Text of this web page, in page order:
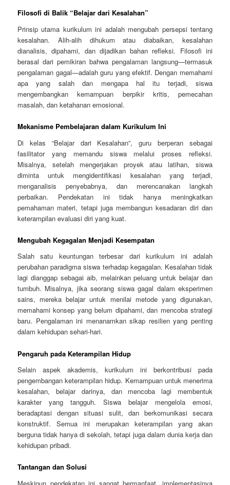
Filosofi di Balik “Belajar dari Kesalahan”
Prinsip utama kurikulum ini adalah mengubah persepsi tentang
kesalahan. Alih-alih dihukum atau diabaikan, kesalahan
dianalisis, dipahami, dan dijadikan bahan refleksi. Filosofi ini
berasal dari pemikiran bahwa pengalaman langsung—termasuk
pengalaman gagal—adalah guru yang efektif. Dengan memahami
apa yang salah dan mengapa hal itu terjadi, siswa
mengembangkan kemampuan berpikir kritis, pemecahan
masalah, dan ketahanan emosional.
Mekanisme Pembelajaran dalam Kurikulum Ini
Di kelas “Belajar dari Kesalahan”, guru berperan sebagai
fasilitator yang memandu siswa melalui proses refleksi.
Misalnya, setelah mengerjakan proyek atau latihan, siswa
diminta untuk mengidentifikasi kesalahan yang terjadi,
menganalisis penyebabnya, dan merencanakan langkah
perbaikan. Pendekatan ini tidak hanya meningkatkan
pemahaman materi, tetapi juga membangun kesadaran diri dan
keterampilan evaluasi diri yang kuat.
Mengubah Kegagalan Menjadi Kesempatan
Salah satu keuntungan terbesar dari kurikulum ini adalah
perubahan paradigma siswa terhadap kegagalan. Kesalahan tidak
lagi dianggap sebagai aib, melainkan peluang untuk belajar dan
tumbuh. Misalnya, jika seorang siswa gagal dalam eksperimen
sains, mereka belajar untuk menilai metode yang digunakan,
memahami konsep yang belum dipahami, dan mencoba strategi
baru. Pengalaman ini menanamkan sikap resilien yang penting
dalam kehidupan sehari-hari.
Pengaruh pada Keterampilan Hidup
Selain aspek akademis, kurikulum ini berkontribusi pada
pengembangan keterampilan hidup. Kemampuan untuk menerima
kesalahan, belajar darinya, dan mencoba lagi membentuk
karakter yang tangguh. Siswa belajar mengelola emosi,
beradaptasi dengan situasi sulit, dan berkomunikasi secara
konstruktif. Semua ini merupakan keterampilan yang akan
berguna tidak hanya di sekolah, tetapi juga dalam dunia kerja dan
kehidupan pribadi.
Tantangan dan Solusi